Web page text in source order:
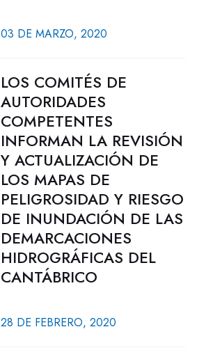
03 DE MARZO, 2020
LOS COMITÉS DE
AUTORIDADES
COMPETENTES
INFORMAN LA REVISIÓN
Y ACTUALIZACIÓN DE
LOS MAPAS DE
PELIGROSIDAD Y RIESGO
DE INUNDACIÓN DE LAS
DEMARCACIONES
HIDROGRÁFICAS DEL
CANTÁBRICO
28 DE FEBRERO, 2020